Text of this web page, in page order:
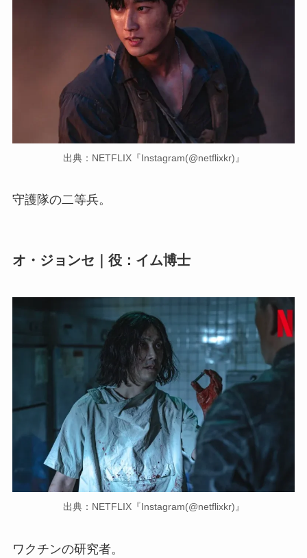
出典：NETFLIX『Instagram(@netflixkr)』
守護隊の二等兵。
オ・ジョンセ｜役：イム博士
出典：NETFLIX『Instagram(@netflixkr)』
ワクチンの研究者。